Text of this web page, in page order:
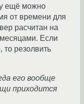
ещё можно
от времени для
расчитан на
Если
то резолвить
его вообще
приходится